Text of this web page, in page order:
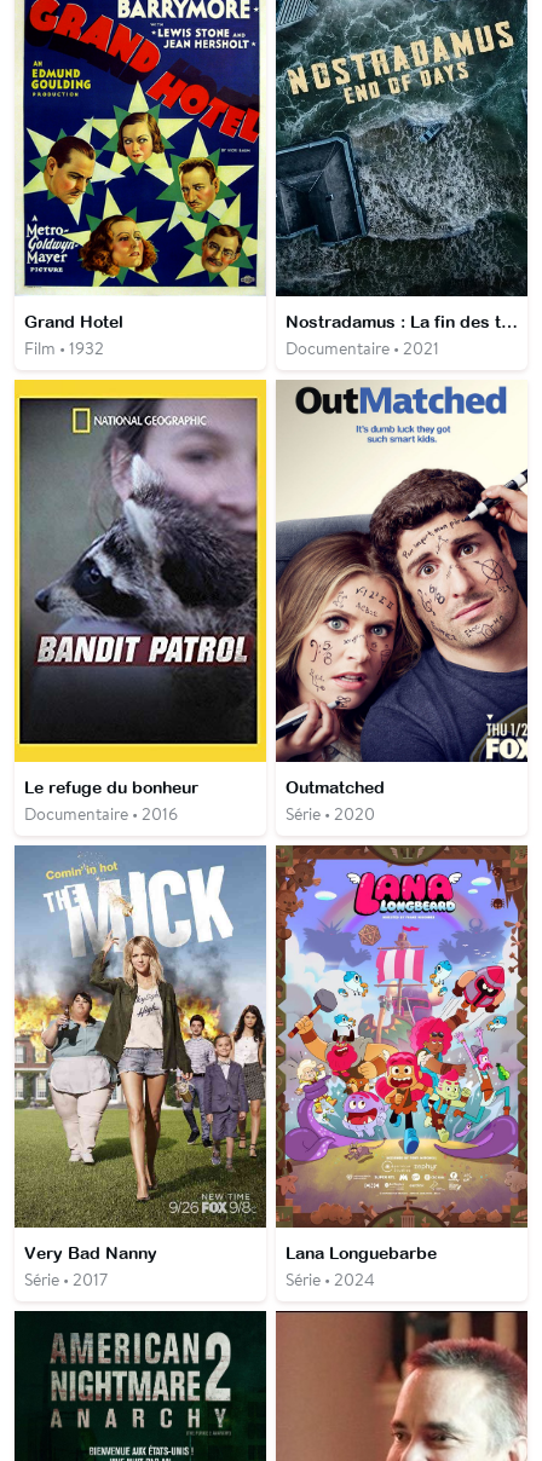
Grand Hotel
Film • 1932
Nostradamus : La fin des temps
Documentaire • 2021
Le refuge du bonheur
Documentaire • 2016
Outmatched
Série • 2020
Very Bad Nanny
Série • 2017
Lana Longuebarbe
Série • 2024